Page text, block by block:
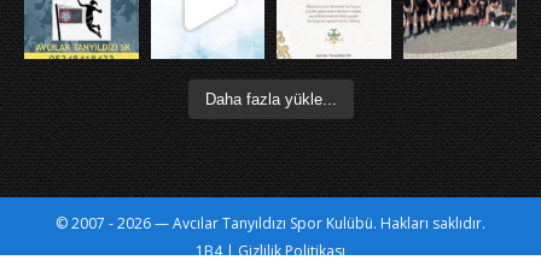
Daha fazla yükle...
© 2007 - 2026 — Avcılar Tanyıldızı Spor Kulübü. Hakları saklıdır.
1B4|Gizlilik Politikası